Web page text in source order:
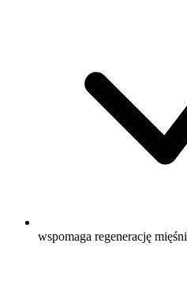
wspomaga regenerację mięśni